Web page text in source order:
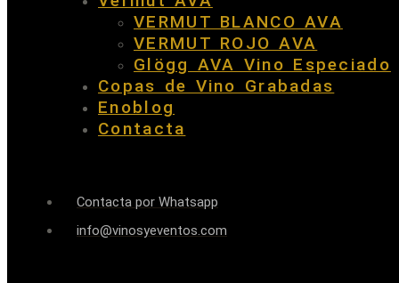
VERMUT BLANCO AVA
VERMUT ROJO AVA
Glögg AVA Vino Especiado
Copas de Vino Grabadas
Enoblog
Contacta
Contacta por Whatsapp
info@vinosyeventos.com